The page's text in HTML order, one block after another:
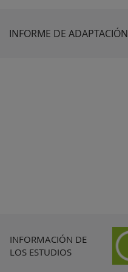
INFORME DE ADAPTACIÓN
INFORMACIÓN DE
LOS ESTUDIOS